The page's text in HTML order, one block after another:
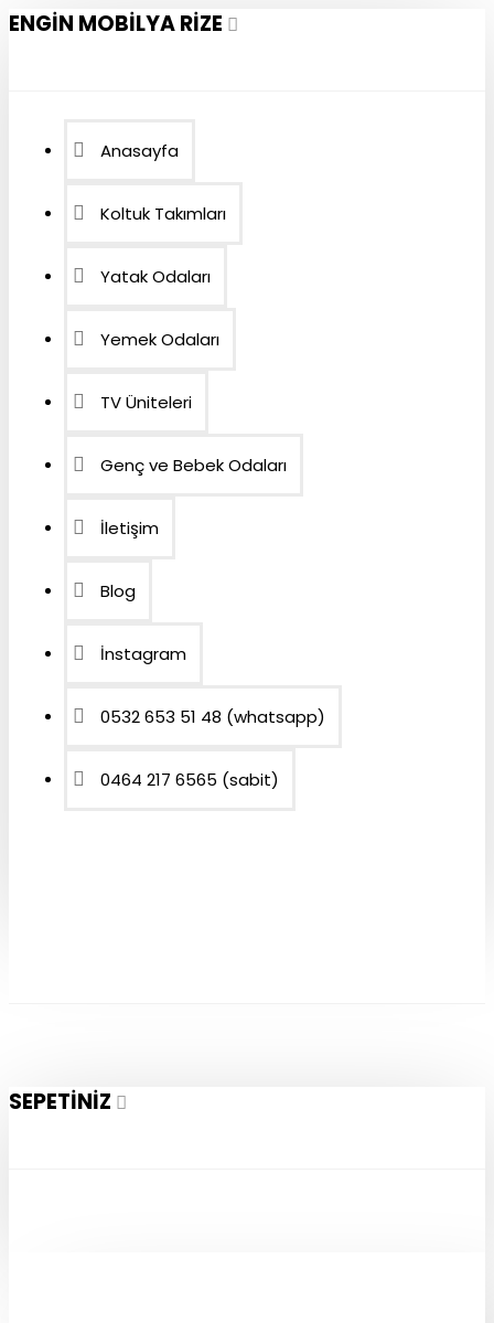
ENGIN MOBILYA RIZE
Anasayfa
Koltuk Takımları
Yatak Odaları
Yemek Odaları
TV Üniteleri
Genç ve Bebek Odaları
İletişim
Blog
İnstagram
0532 653 51 48 (whatsapp)
0464 217 6565 (sabit)
SEPETINIZ